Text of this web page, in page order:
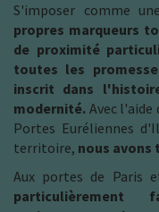
S'imposer comme
propres marqueurs
de proximité
toutes les
inscrit dans
modernité. Avec l'aide
Portes Euréliennes
territoire, nous avons
Aux portes de Paris